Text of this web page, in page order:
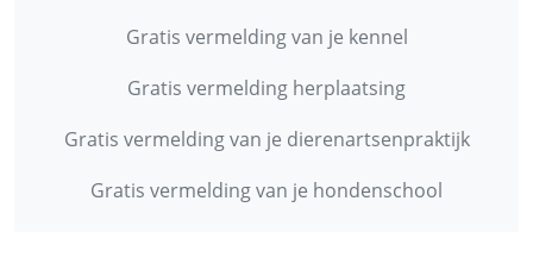
Gratis vermelding van je kennel
Gratis vermelding herplaatsing
Gratis vermelding van je dierenartsenpraktijk
Gratis vermelding van je hondenschool